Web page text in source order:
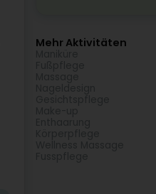
Mehr Aktivitäten